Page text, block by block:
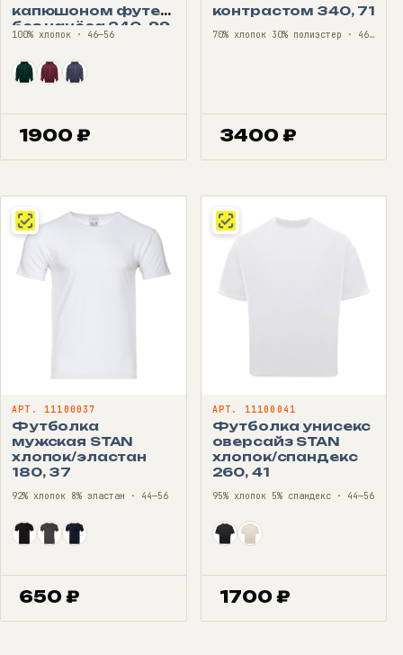
капюшоном футер
без начёса 240, 99
100% хлопок · 46—56
1900 ₽
контрастом 340, 71
70% хлопок 30% полиэстер · 46—56
3400 ₽
АРТ. 11100037
Футболка
мужская STAN
хлопок/эластан
180, 37
92% хлопок 8% эластан · 44—56
650 ₽
АРТ. 11100041
Футболка унисекс
оверсайз STAN
хлопок/спандекс
260, 41
95% хлопок 5% спандекс · 44—56
1700 ₽